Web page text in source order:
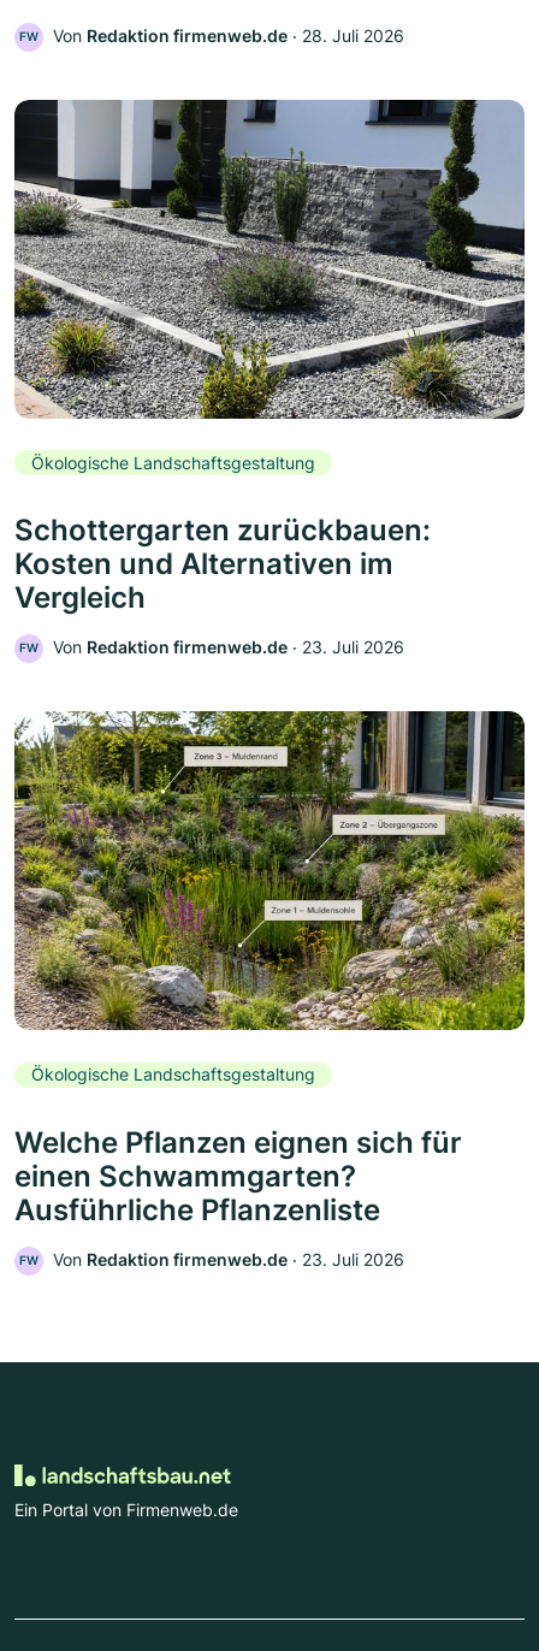
FW Von Redaktion firmenweb.de ‧ 28. Juli 2026
Ökologische Landschaftsgestaltung
Schottergarten zurückbauen:
Kosten und Alternativen im
Vergleich
FW Von Redaktion firmenweb.de ‧ 23. Juli 2026
Ökologische Landschaftsgestaltung
Welche Pflanzen eignen sich für
einen Schwammgarten?
Ausführliche Pflanzenliste
FW Von Redaktion firmenweb.de ‧ 23. Juli 2026
Ein Portal von Firmenweb.de